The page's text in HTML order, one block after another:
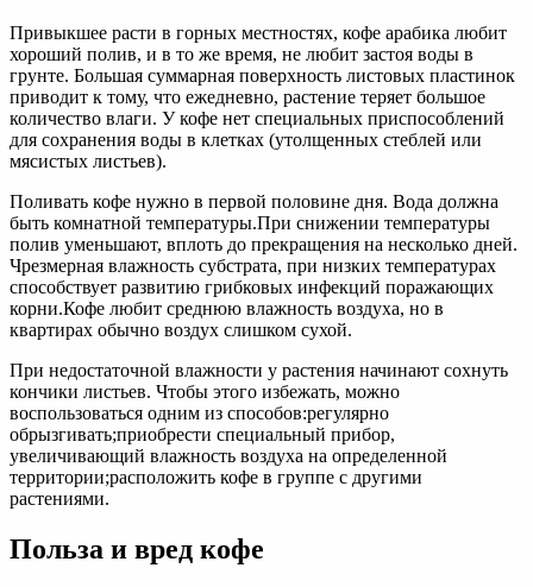
Привыкшее расти в горных местностях, кофе арабика любит
хороший полив, и в то же время, не любит застоя воды в
грунте. Большая суммарная поверхность листовых пластинок
приводит к тому, что ежедневно, растение теряет большое
количество влаги. У кофе нет специальных приспособлений
для сохранения воды в клетках (утолщенных стеблей или
мясистых листьев).
Поливать кофе нужно в первой половине дня. Вода должна
быть комнатной температуры.При снижении температуры
полив уменьшают, вплоть до прекращения на несколько дней.
Чрезмерная влажность субстрата, при низких температурах
способствует развитию грибковых инфекций поражающих
корни.Кофе любит среднюю влажность воздуха, но в
квартирах обычно воздух слишком сухой.
При недостаточной влажности у растения начинают сохнуть
кончики листьев. Чтобы этого избежать, можно
воспользоваться одним из способов:регулярно
обрызгивать;приобрести специальный прибор,
увеличивающий влажность воздуха на определенной
территории;расположить кофе в группе с другими
растениями.
Польза и вред кофе